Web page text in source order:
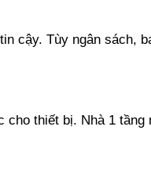
cậy. Tùy ngân sách,
thiết bị. Nhà 1 tầng